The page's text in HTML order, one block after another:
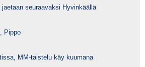
seuraavaksi Hyvinkäällä
Pippo
MM-taistelu käy kuumana